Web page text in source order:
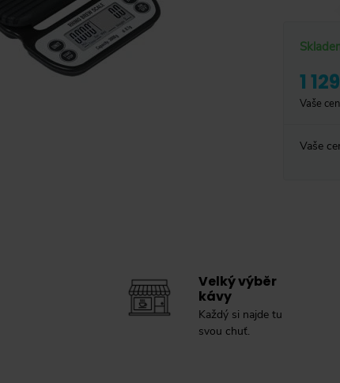
1
Vaše
Vaše
Velký výběr
kávy
Každý si najde tu
svou chuť.